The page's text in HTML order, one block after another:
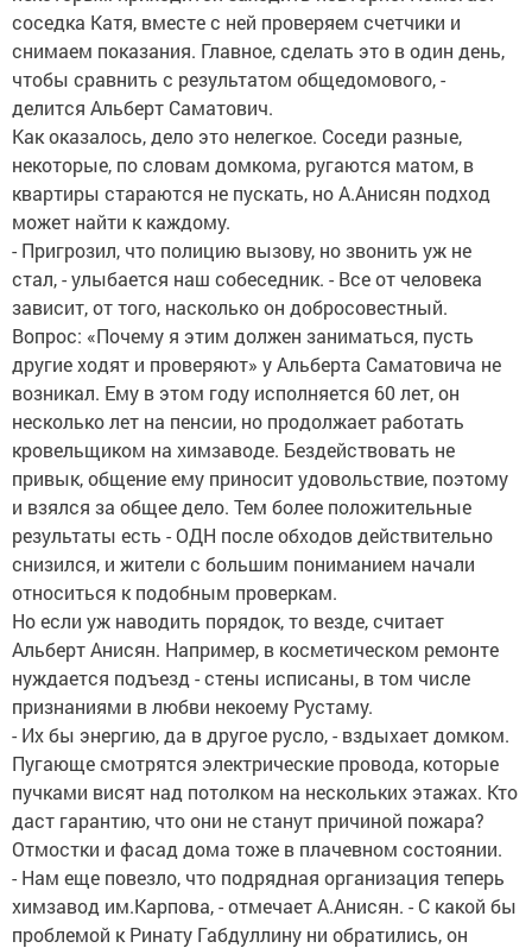
соседка Катя, вместе с ней проверяем счетчики и
снимаем показания. Главное, сделать это в один день,
чтобы сравнить с результатом общедомового, -
делится Альберт Саматович.
Как оказалось, дело это нелегкое. Соседи разные,
некоторые, по словам домкома, ругаются матом, в
квартиры стараются не пускать, но А.Анисян подход
может найти к каждому.
- Пригрозил, что полицию вызову, но звонить уж не
стал, - улыбается наш собеседник. - Все от человека
зависит, от того, насколько он добросовестный.
Вопрос: «Почему я этим должен заниматься, пусть
другие ходят и проверяют» у Альберта Саматовича не
возникал. Ему в этом году исполняется 60 лет, он
несколько лет на пенсии, но продолжает работать
кровельщиком на химзаводе. Бездействовать не
привык, общение ему приносит удовольствие, поэтому
и взялся за общее дело. Тем более положительные
результаты есть - ОДН после обходов действительно
снизился, и жители с большим пониманием начали
относиться к подобным проверкам.
Но если уж наводить порядок, то везде, считает
Альберт Анисян. Например, в косметическом ремонте
нуждается подъезд - стены исписаны, в том числе
признаниями в любви некоему Рустаму.
- Их бы энергию, да в другое русло, - вздыхает домком.
Пугающе смотрятся электрические провода, которые
пучками висят над потолком на нескольких этажах. Кто
даст гарантию, что они не станут причиной пожара?
Отмостки и фасад дома тоже в плачевном состоянии.
- Нам еще повезло, что подрядная организация теперь
химзавод им.Карпова, - отмечает А.Анисян. - С какой бы
проблемой к Ринату Габдуллину ни обратились, он